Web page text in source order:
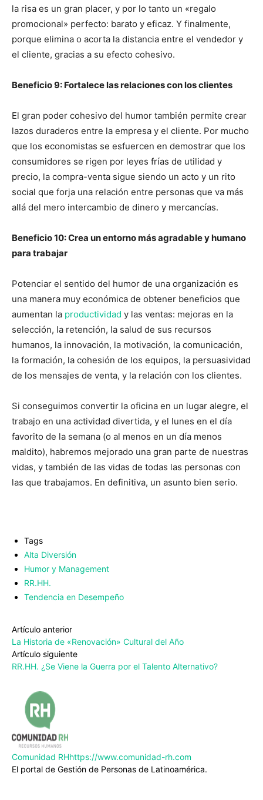
la risa es un gran placer, y por lo tanto un «regalo
promocional» perfecto: barato y eficaz. Y finalmente,
porque elimina o acorta la distancia entre el vendedor y
el cliente, gracias a su efecto cohesivo.
Beneficio 9: Fortalece las relaciones con los clientes
El gran poder cohesivo del humor también permite crear
lazos duraderos entre la empresa y el cliente. Por mucho
que los economistas se esfuercen en demostrar que los
consumidores se rigen por leyes frías de utilidad y
precio, la compra-venta sigue siendo un acto y un rito
social que forja una relación entre personas que va más
allá del mero intercambio de dinero y mercancías.
Beneficio 10: Crea un entorno más agradable y humano
para trabajar
Potenciar el sentido del humor de una organización es
una manera muy económica de obtener beneficios que
aumentan la productividad y las ventas: mejoras en la
selección, la retención, la salud de sus recursos
humanos, la innovación, la motivación, la comunicación,
la formación, la cohesión de los equipos, la persuasividad
de los mensajes de venta, y la relación con los clientes.
Si conseguimos convertir la oficina en un lugar alegre, el
trabajo en una actividad divertida, y el lunes en el día
favorito de la semana (o al menos en un día menos
maldito), habremos mejorado una gran parte de nuestras
vidas, y también de las vidas de todas las personas con
las que trabajamos. En definitiva, un asunto bien serio.
Tags
Alta Diversión
Humor y Management
RR.HH.
Tendencia en Desempeño
Artículo anterior
La Historia de «Renovación» Cultural del Año
Artículo siguiente
RR.HH. ¿Se Viene la Guerra por el Talento Alternativo?
Comunidad RHhttps://www.comunidad-rh.com
El portal de Gestión de Personas de Latinoamérica.